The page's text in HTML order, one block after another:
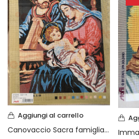
Aggiungi al carrello
Canovaccio Sacra famiglia cm 30 x 40